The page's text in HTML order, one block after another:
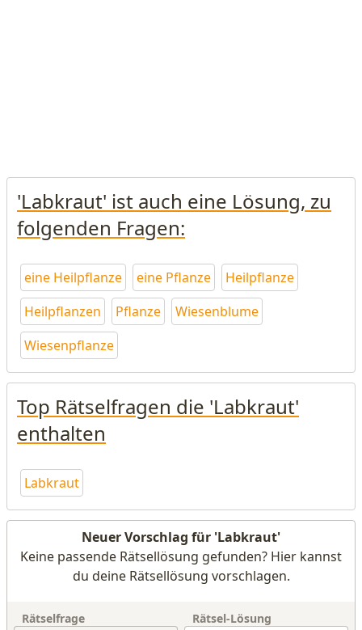
'Labkraut' ist auch eine Lösung, zu
folgenden Fragen:
eine Heilpflanze eine Pflanze
Heilpflanze
Heilpflanzen
Pflanze
Wiesenblume
Wiesenpflanze
Top Rätselfragen die 'Labkraut'
enthalten
Labkraut
Neuer Vorschlag für 'Labkraut'
Keine passende Rätsellösung gefunden? Hier kannst
du deine Rätsellösung vorschlagen.
Rätselfrage Rätsel-Lösung